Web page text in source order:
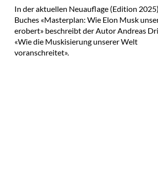
In der aktuellen Neuauflage (Edition
Buches «Masterplan: Wie Elon Musk
erobert» beschreibt der Autor Andreas
«Wie die Muskisierung unserer Welt
voranschreitet».